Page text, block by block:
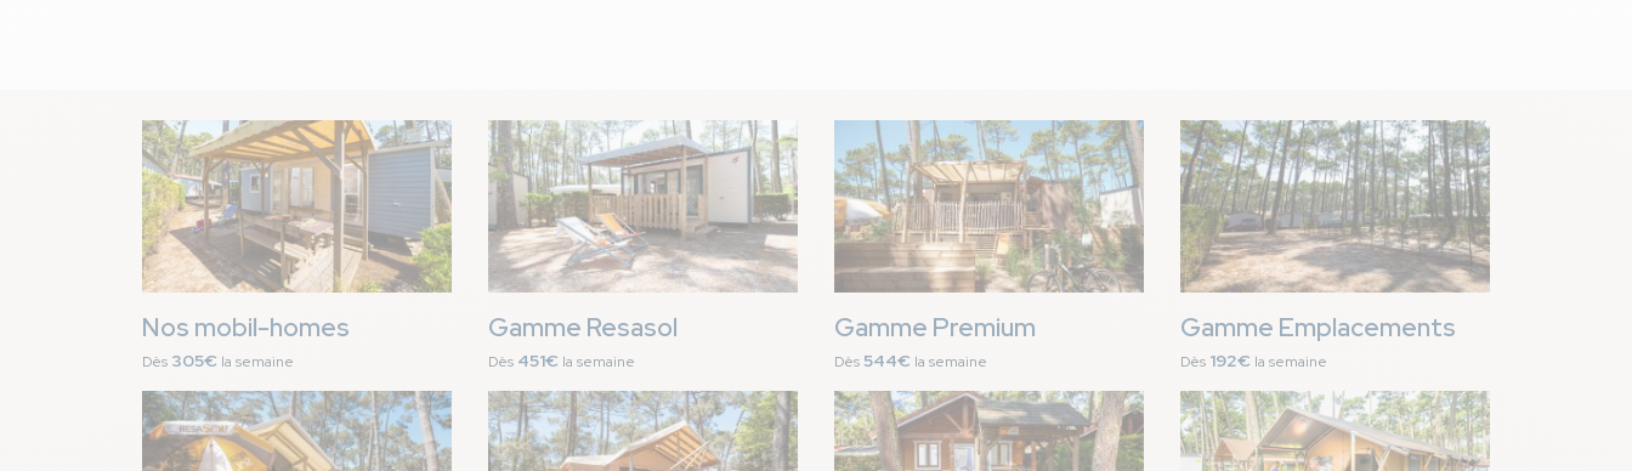
Image
Nos mobil-homes
Dès 305€ la semaine
Image
Gamme Resasol
Dès 451€ la semaine
Image
Gamme Premium
Dès544€ la semaine
Image
Gamme Emplacements
Dès 192€ la semaine
Image Image Image Image